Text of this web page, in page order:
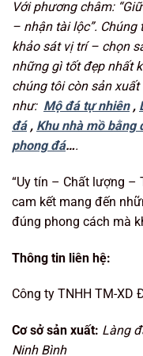
Với phương châm:
– nhận tài lộc”.
khảo sát vị trí – chọn
những gì tốt đẹp nhất
chúng tôi còn sản
như: Mộ đá tự nhiên,
đá, Khu nhà mồ bằng
phong đá….
“Uy tín – Chất lượng –
cam kết mang đến
đúng phong cách mà
Thông tin liên hệ:
Công ty TNHH TM-XD
Cơ sở sản xuất: Làng
Ninh Bình